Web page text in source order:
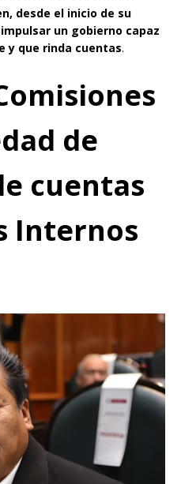
desde el inicio de su
un gobierno capaz
y que rinda cuentas.
de
cuentas
Internos